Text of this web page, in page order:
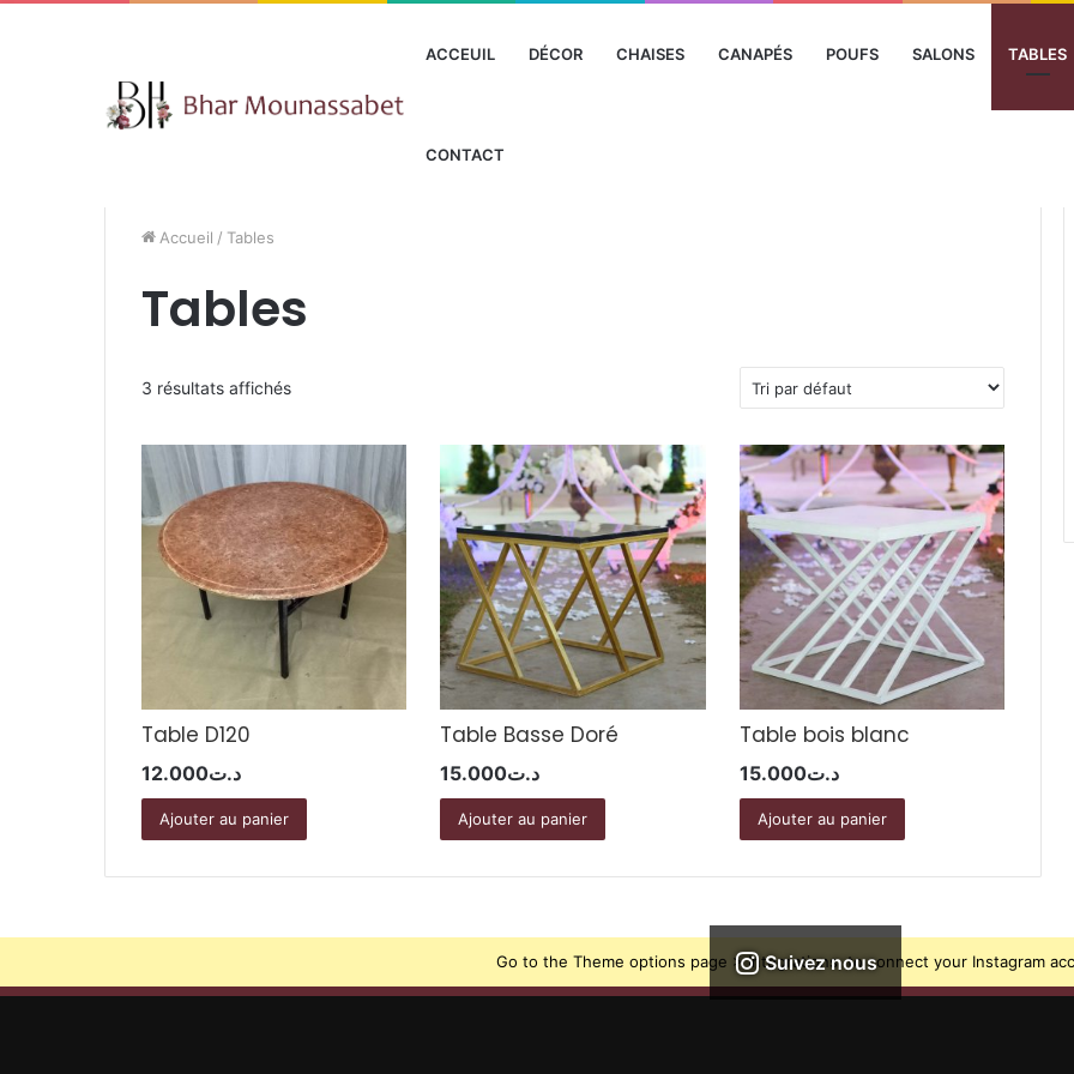
ACCEUIL DÉCOR CHAISES CANAPÉS POUFS SALONS TABLES
CONTACT
Accueil / Tables
Tables
3 résultats affichés
Table D120
د.ت12.000
Ajouter au panier
Table Basse Doré
د.ت15.000
Ajouter au panier
Table bois blanc
د.ت15.000
Ajouter au panier
Suivez nous
Go to the Theme options page > Integrations, to connect your Instagram